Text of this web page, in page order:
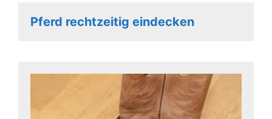
Pferd rechtzeitig eindecken